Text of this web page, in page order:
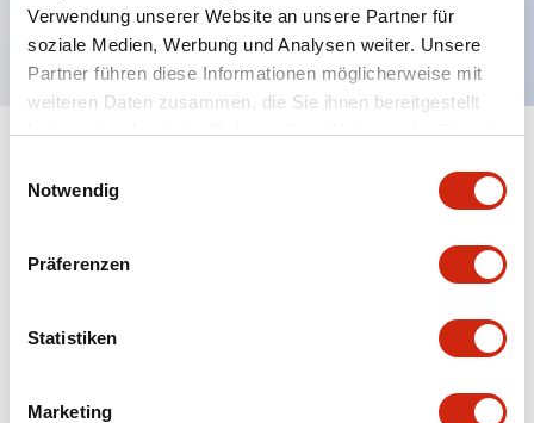
Verwendung unserer Website an unsere Partner für
soziale Medien, Werbung und Analysen weiter. Unsere
Partner führen diese Informationen möglicherweise mit
weiteren Daten zusammen, die Sie ihnen bereitgestellt
haben oder die sie im Rahmen Ihrer Nutzung der Dienste
Notwendig
Präferenzen
Statistiken
Marketing
Kabel
+
Mounting and Installation Specifications